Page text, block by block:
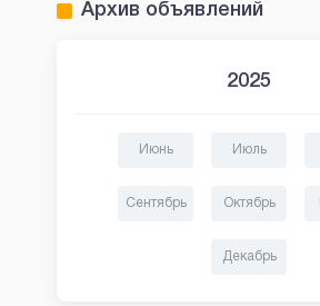
Архив объявлений
2025
Июнь Июль
Сентябрь Октябрь
Декабрь